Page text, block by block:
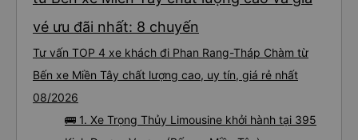
dừng xe thường xuyên theo lịch trình, đặc biệt là vì tôi dự định sẽ đi tuyến
vé ưu đãi nhất: 8 chuyến
Tư vấn TOP 4 xe khách đi Phan Rang-Tháp Chàm từ
Bến xe Miền Tây chất lượng cao, uy tín, giá rẻ nhất
08/2026
🚌 1. Xe Trọng Thủy Limousine khởi hành tại 395